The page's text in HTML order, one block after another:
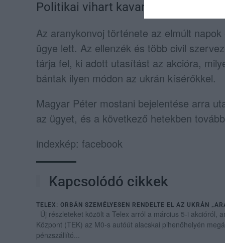
Politikai vihart kavart az ügy
Az aranykonvoj története az elmúlt
ügye lett. Az ellenzék és több civil
tárja fel, ki adott utasítást az akcióra,
bántak ilyen módon az ukrán kísérőkkel.
Magyar Péter mostani bejelentése arra
az ügyet, és a következő hetekben
indexkép: facebook
Kapcsolódó cikkek
TELEX: ORBÁN SZEMÉLYESEN RENDELTE EL AZ UKRÁN
Új részleteket közölt a Telex arról a március 5-i akcióról,
Központ (TEK) az M0-s autóút alacskai pihenőhelyén
pénzszállító...